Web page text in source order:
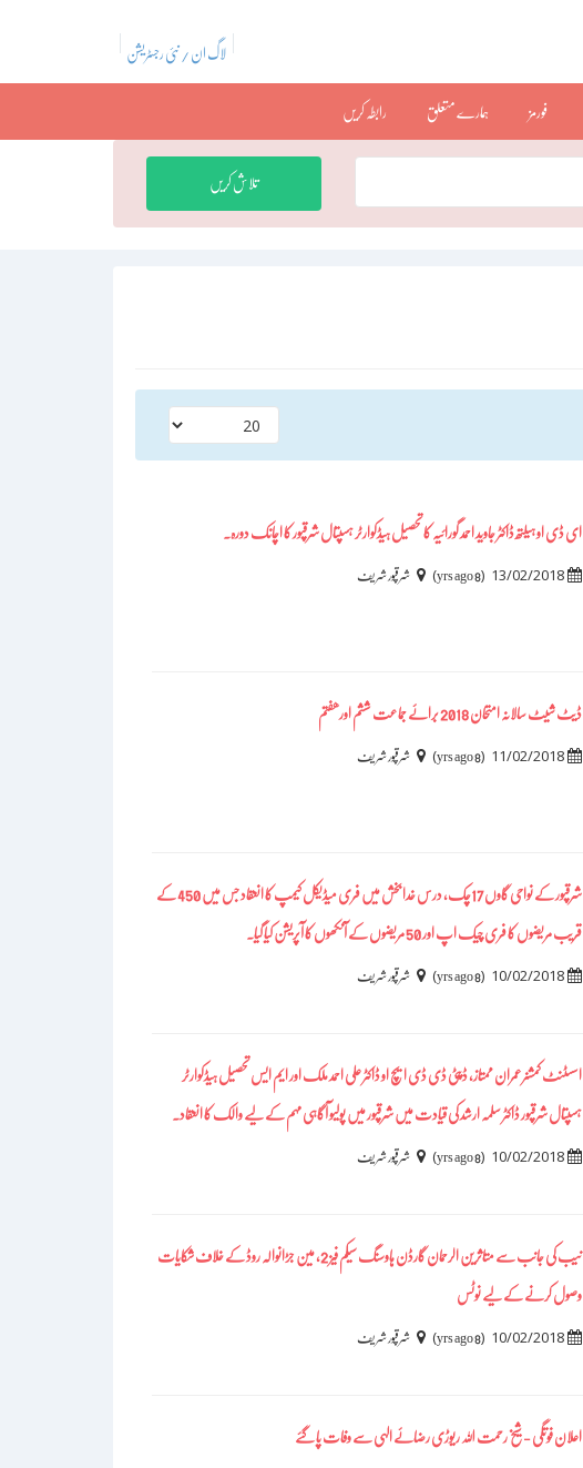
لاگ ان / نئی رجسٹریشن
فورمز ہمارے متعلق رابطہ کریں
تلاش کریں
ای ڈی او ہیلتھ ڈاکٹر جاوید احمد گورائیہ کا تحصیل ہیڈکوارٹر ہسپتال شرقپور کا اچانک دورہ۔
13/02/2018
(
8 yrs ago
) شرقپور شریف
ڈیٹ شیٹ سالانہ امتحان 2018 برائے جماعت ششم اور ھفتم
11/02/2018
(
8 yrs ago
) شرقپور شریف
شرقپور کے نواحی گاوں 17چک، درس خدا بخش میں فری میڈیکل کیمپ کا انعقاد جس میں 450 کے
قریب مریضوں کا فری چیک اپ اور 50 مریضوں کے آنکھوں کا آپریشن کیا گیا۔
10/02/2018
(
8 yrs ago
) شرقپور شریف
اسسٹنٹ کمشنرعمران ممتاز، ڈپٹی ڈی ڈی ایچ او ڈاکٹر علی احمد ملک اور ایم ایس تحصیل ہیڈکوارٹر
ہسپتال شرقپور ڈاکٹر سلمہ ارشد کی قیادت میں شرقپور میں پولیو آگاہی مہم کے لیے والک کا انعقاد۔
10/02/2018
(
8 yrs ago
) شرقپور شریف
نیب کی جانب سے متاثرین الرحمان گارڈن ہاوسنگ سیکم فیز 2، مین جڑانوالہ روڈ کے خلاف شکایات
وصول کرنے کے لیے نوٹس
10/02/2018
(
8 yrs ago
) شرقپور شریف
اعلان فوتگی - شیخ رحمت اللہ ریوڑی رضائے الہی سے وفات پا گئے